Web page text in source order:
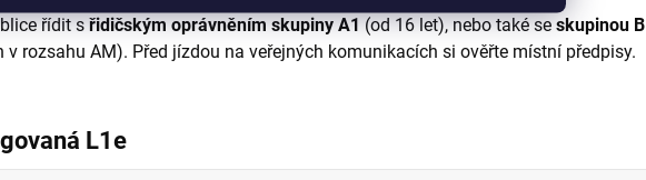
řídit sřidičským oprávněním skupiny A1(od 16 let), nebo také seskupinou B
v rozsahu AM). Před jízdou na veřejných komunikacích si ověřte místní předpisy.
L1e